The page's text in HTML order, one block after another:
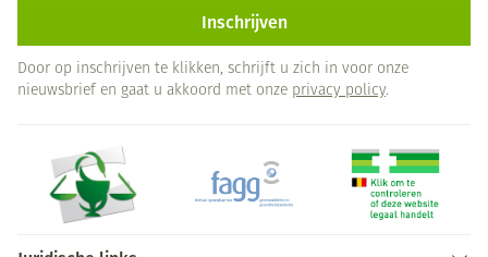
Inschrijven
Door op inschrijven te klikken, schrijft u zich in voor onze
nieuwsbrief en gaat u akkoord met onze privacy policy.